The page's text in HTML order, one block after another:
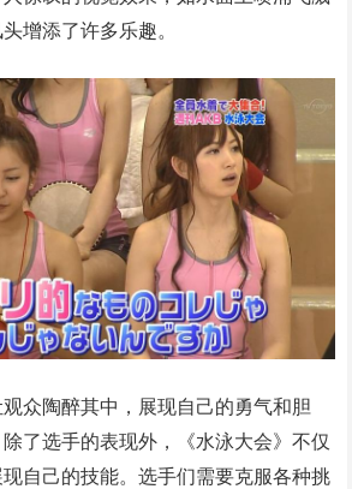
增添了许多乐趣。
众陶醉其中，展现自己的勇气和胆
了选手的表现外，《水泳大会》不仅
自己的技能。选手们需要克服各种挑